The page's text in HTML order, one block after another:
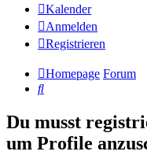
Kalender
Anmelden
Registrieren
Homepage Forum
Suche
Du musst
um Profile